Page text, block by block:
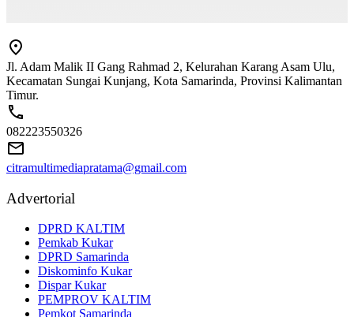
Jl. Adam Malik II Gang Rahmad 2, Kelurahan Karang Asam Ulu,
Kecamatan Sungai Kunjang, Kota Samarinda, Provinsi Kalimantan
Timur.
082223550326
citramultimediapratama@gmail.com
Advertorial
DPRD KALTIM
Pemkab Kukar
DPRD Samarinda
Diskominfo Kukar
Dispar Kukar
PEMPROV KALTIM
Pemkot Samarinda